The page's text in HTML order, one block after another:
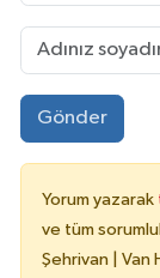
Gönder
Yorum yazarak
ve tüm
Şehrivan | Van